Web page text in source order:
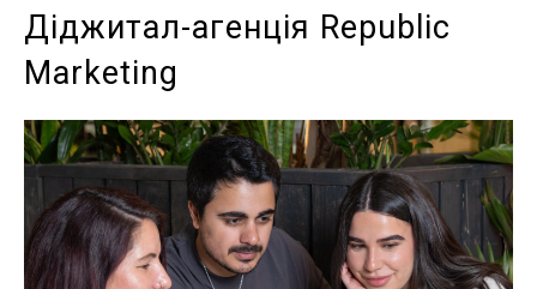
Діджитал-агенція Republic
Marketing